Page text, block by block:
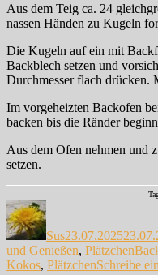
Aus dem Teig ca. 24
nassen Händen zu Kugeln
Die Kugeln auf ein mit
Backblech setzen und
Durchmesser flach drücken.
Im vorgeheizten Backofen
backen bis die Ränder
Aus dem Ofen nehmen und
setzen.
Autor
Sus23.07.2025
und Genießen, Plätzchen
Kokos, PlätzchenSchreibe